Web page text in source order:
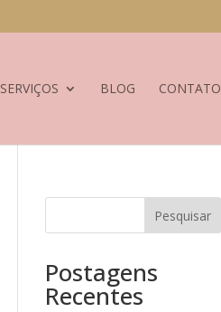
SERVIÇOS BLOG CONTATO
Pesquisar
Postagens
Recentes